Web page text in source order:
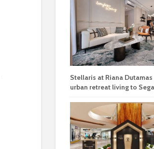
Stellaris at Riana Dutamas
urban retreat living to